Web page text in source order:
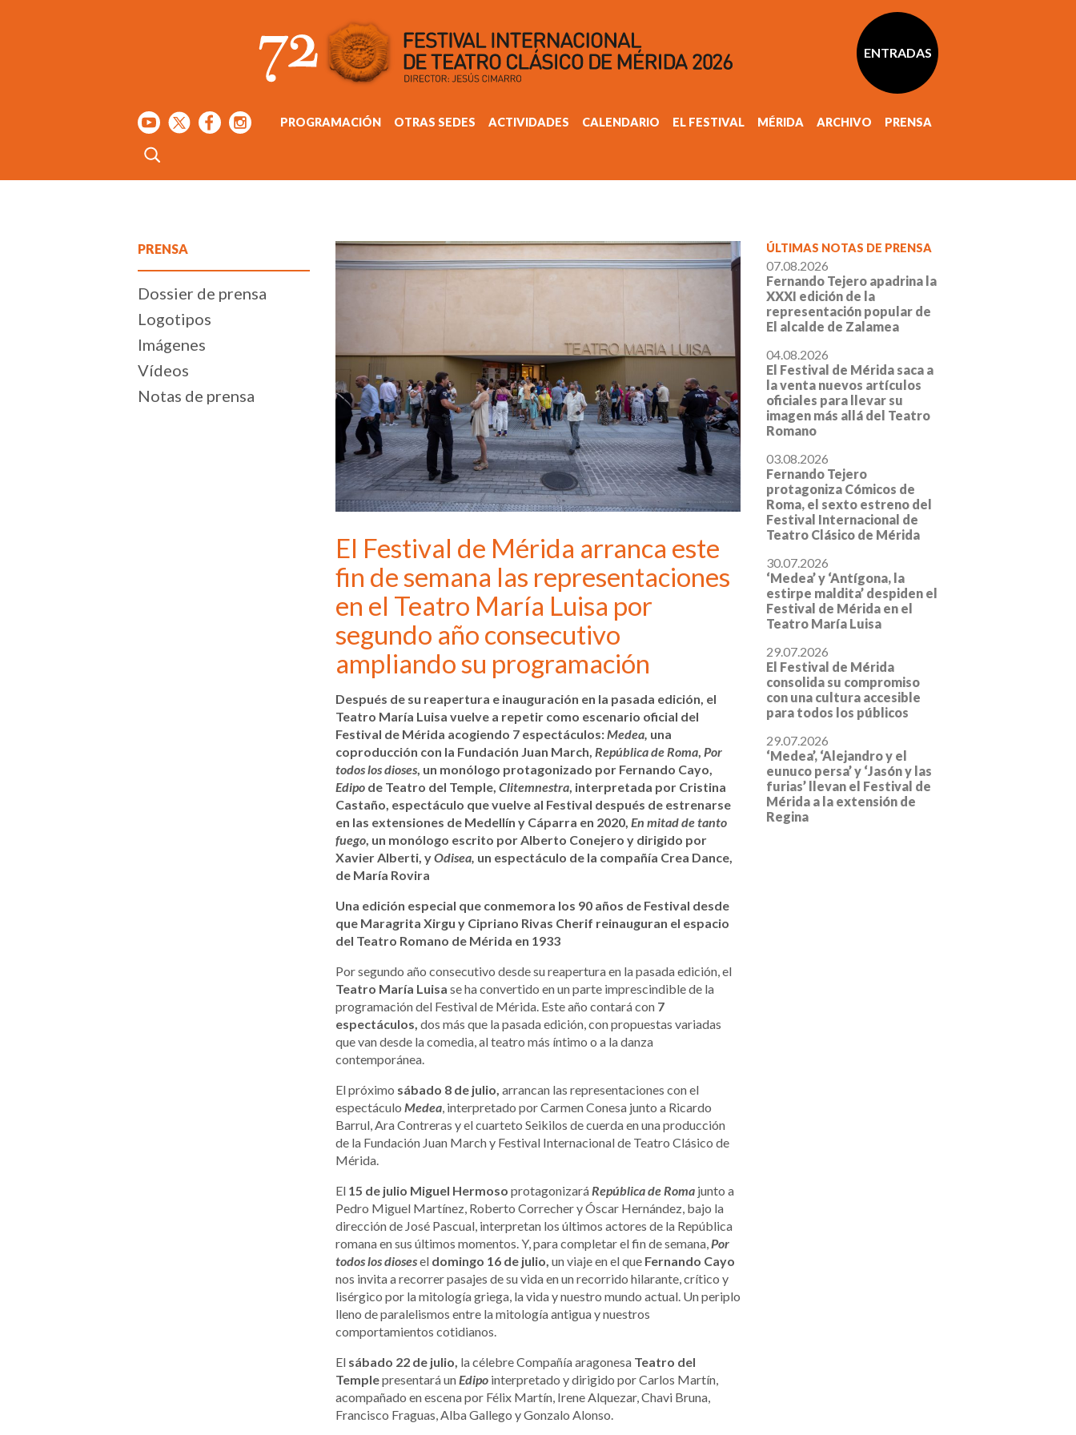
ENTRADAS
PROGRAMACIÓN OTRAS SEDES ACTIVIDADES CALENDARIO EL FESTIVAL MÉRIDA ARCHIVO PRENSA
PRENSA
Dossier de prensa
Logotipos
Imágenes
Vídeos
Notas de prensa
El Festival de Mérida arranca este
fin de semana las representaciones
en el Teatro María Luisa por
segundo año consecutivo
ampliando su programación
Después de su reapertura e inauguración en la pasada edición, el
Teatro María Luisa vuelve a repetir como escenario oficial del
Festival de Mérida acogiendo 7 espectáculos: Medea, una
coproducción con la Fundación Juan March, República de Roma Por
todos los dioses , un monólogo protagonizado por Fernando Cayo,
Edipo de Teatro del Temple, Clitemnestra , interpretada por Cristina
Castaño, espectáculo que vuelve al Festival después de estrenarse
en las extensiones de Medellín y Cáparra en 2020, En mitad de tanto
fuego , un monólogo escrito por Alberto Conejero y dirigido por
Xavier Alberti, yOdisea, un espectáculo de la compañía Crea Dance,
de María Rovira
Una edición especial que conmemora los 90 años de Festival desde
que Maragrita Xirgu y Cipriano Rivas Cherif reinauguran el espacio
del Teatro Romano de Mérida en 1933
Por segundo año consecutivo desde su reapertura en la pasada edición, el
Teatro María Luisa se ha convertido en un parte imprescindible de la
programación del Festival de Mérida. Este año contará con 7
espectáculos, dos más que la pasada edición, con propuestas variadas
que van desde la comedia, al teatro más íntimo o a la danza
contemporánea.
El próximo sábado 8 de julio, arrancan las representaciones con el
espectáculo Medea , interpretado por Carmen Conesa junto a Ricardo
Barrul, Ara Contreras y el cuarteto Seikilos de cuerda en una producción
de la Fundación Juan March y Festival Internacional de Teatro Clásico de
Mérida.
El 15 de julio Miguel Hermoso protagonizará República de Roma junto a
Pedro Miguel Martínez, Roberto Correcher y Óscar Hernández, bajo la
dirección de José Pascual, interpretan los últimos actores de la República
romana en sus últimos momentos. Y, para completar el fin de semana, Por
todos los diosesel domingo 16 de julio, un viaje en el que Fernando Cayo
nos invita a recorrer pasajes de su vida en un recorrido hilarante, crítico y
lisérgico por la mitología griega, la vida y nuestro mundo actual. Un periplo
lleno de paralelismos entre la mitología antigua y nuestros
comportamientos cotidianos.
El sábado 22 de julio, la célebre Compañía aragonesa Teatro del
Templepresentará un Edipo interpretado y dirigido por Carlos Martín,
acompañado en escena por Félix Martín, Irene Alquezar, Chavi Bruna,
Francisco Fraguas, Alba Gallego y Gonzalo Alonso.
ÚLTIMAS NOTAS DE PRENSA
07.08.2026
Fernando Tejero apadrina la
XXXI edición de la
representación popular de
El alcalde de Zalamea
04.08.2026
El Festival de Mérida saca a
la venta nuevos artículos
oficiales para llevar su
imagen más allá del Teatro
Romano
03.08.2026
Fernando Tejero
protagoniza Cómicos de
Roma, el sexto estreno del
Festival Internacional de
Teatro Clásico de Mérida
30.07.2026
‘Medea’ y ‘Antígona, la
estirpe maldita’ despiden el
Festival de Mérida en el
Teatro María Luisa
29.07.2026
El Festival de Mérida
consolida su compromiso
con una cultura accesible
para todos los públicos
29.07.2026
‘Medea’, ‘Alejandro y el
eunuco persa’ y ‘Jasón y las
furias’ llevan el Festival de
Mérida a la extensión de
Regina